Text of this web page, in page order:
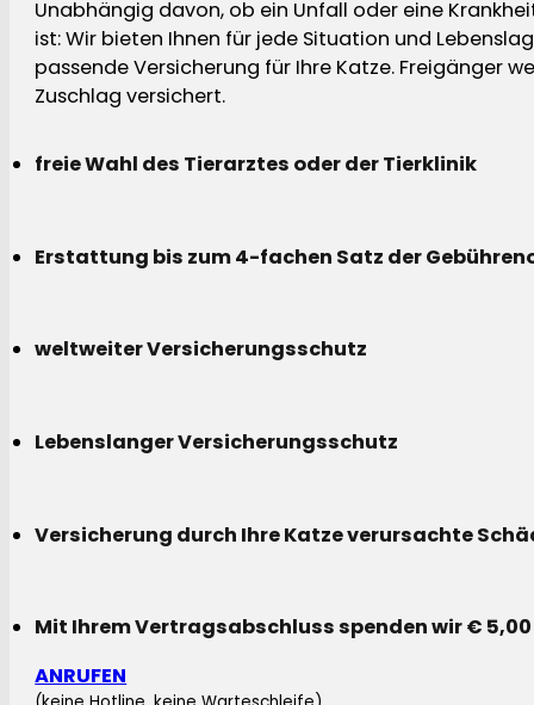
Unabhängig davon, ob ein Unfall oder eine
ist: Wir bieten Ihnen für jede Situation und
passende Versicherung für Ihre Katze. Freigänger
Zuschlag versichert.
freie Wahl des Tierarztes oder der Tierklinik
Erstattung bis zum 4-fachen Satz der
weltweiter Versicherungsschutz
Lebenslanger Versicherungsschutz
Versicherung durch Ihre Katze verursachte
Mit Ihrem Vertragsabschluss spenden wir €
ANRUFEN